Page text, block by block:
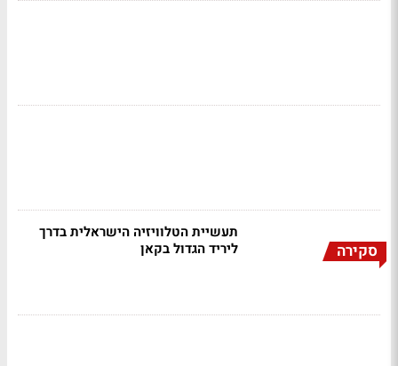
סקירה
תעשיית הטלוויזיה הישראלית בדרך
ליריד הגדול בקאן